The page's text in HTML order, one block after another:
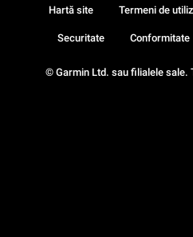
© Garmin Ltd. sau filialele sale.
Hartă site Termeni de
Securitate Conformitate